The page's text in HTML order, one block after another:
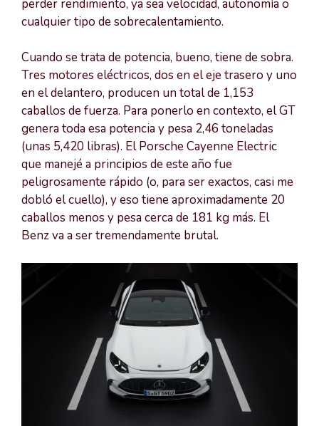
perder rendimiento, ya sea velocidad, autonomía o
cualquier tipo de sobrecalentamiento.
Cuando se trata de potencia, bueno, tiene de sobra.
Tres motores eléctricos, dos en el eje trasero y uno
en el delantero, producen un total de 1,153
caballos de fuerza. Para ponerlo en contexto, el GT
genera toda esa potencia y pesa 2,46 toneladas
(unas 5,420 libras). El Porsche Cayenne Electric
que manejé a principios de este año fue
peligrosamente rápido (o, para ser exactos, casi me
dobló el cuello), y eso tiene aproximadamente 20
caballos menos y pesa cerca de 181 kg más. El
Benz va a ser tremendamente brutal.